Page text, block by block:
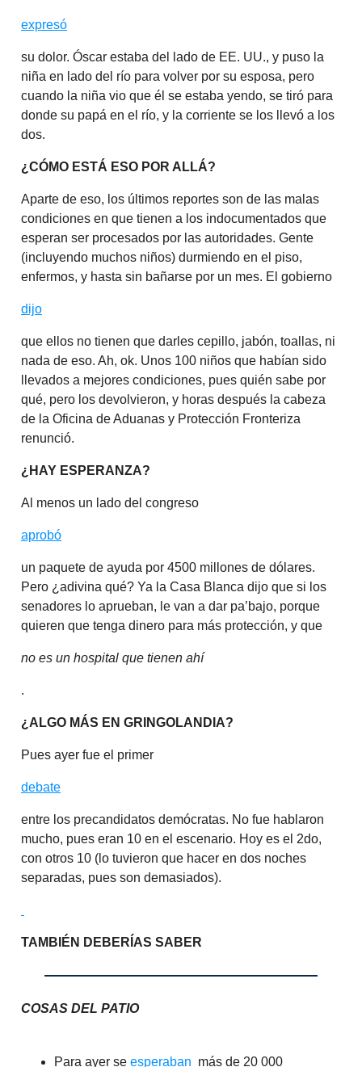
expresó
su dolor. Óscar estaba del lado de EE. UU., y puso la
niña en lado del río para volver por su esposa, pero
cuando la niña vio que él se estaba yendo, se tiró para
donde su papá en el río, y la corriente se los llevó a los
dos.
¿CÓMO ESTÁ ESO POR ALLÁ?
Aparte de eso, los últimos reportes son de las malas
condiciones en que tienen a los indocumentados que
esperan ser procesados por las autoridades. Gente
(incluyendo muchos niños) durmiendo en el piso,
enfermos, y hasta sin bañarse por un mes. El gobierno
dijo
que ellos no tienen que darles cepillo, jabón, toallas, ni
nada de eso. Ah, ok. Unos 100 niños que habían sido
llevados a mejores condiciones, pues quién sabe por
qué, pero los devolvieron, y horas después la cabeza
de la Oficina de Aduanas y Protección Fronteriza
renunció.
¿HAY ESPERANZA?
Al menos un lado del congreso
aprobó
un paquete de ayuda por 4500 millones de dólares.
Pero ¿adivina qué? Ya la Casa Blanca dijo que si los
senadores lo aprueban, le van a dar pa’bajo, porque
quieren que tenga dinero para más protección, y que
no es un hospital que tienen ahí
.
¿ALGO MÁS EN GRINGOLANDIA?
Pues ayer fue el primer
debate
entre los precandidatos demócratas. No fue hablaron
mucho, pues eran 10 en el escenario. Hoy es el 2do,
con otros 10 (lo tuvieron que hacer en dos noches
separadas, pues son demasiados).
TAMBIÉN DEBERÍAS SABER
COSAS DEL PATIO
Para ayer se esperaban más de 20 000